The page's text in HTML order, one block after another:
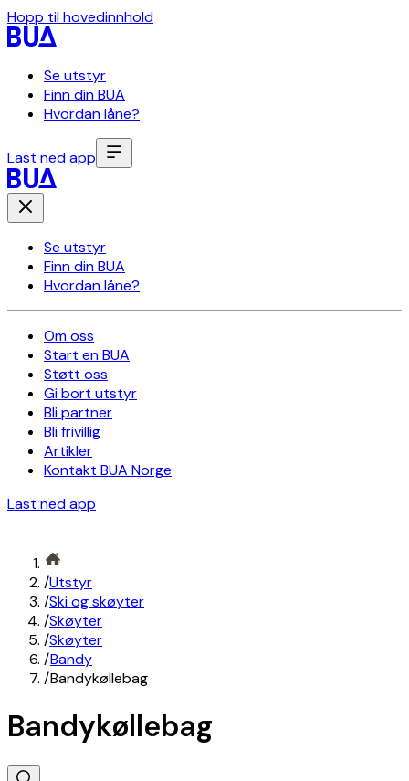
Hopp til hovedinnhold
Se utstyr
Finn din BUA
Hvordan låne?
Last ned app
Se utstyr
Finn din BUA
Hvordan låne?
Om oss
Start en BUA
Støtt oss
Gi bort utstyr
Bli partner
Bli frivillig
Artikler
Kontakt BUA Norge
Last ned app
/Utstyr
/Ski og skøyter
/Skøyter
/Skøyter
/Bandy
/Bandykøllebag
Bandykøllebag